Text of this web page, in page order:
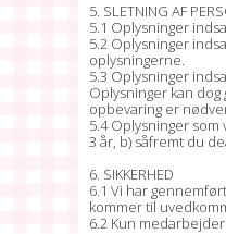
5. SLETNING AF
5.1 Oplysninger
5.2 Oplysninger
oplysningerne.
5.3 Oplysninger
Oplysninger kan
opbevaring er
5.4 Oplysninger
3 år, b) såfremt du
6. SIKKERHED
6.1 Vi har
kommer til
6.2 Kun